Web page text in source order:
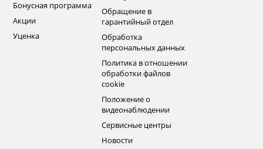
Бонусная программа
Акции
Уценка
Обращение в
гарантийный отдел
Обработка
персональных данных
Политика в отношении
обработки файлов
cookie
Положение о
видеонаблюдении
Сервисные центры
Новости